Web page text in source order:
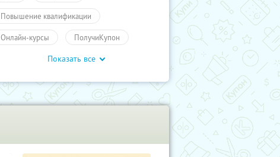
Повышение квалификации
Онлайн-курсы ПолучиКупон
Обучение
Показать все